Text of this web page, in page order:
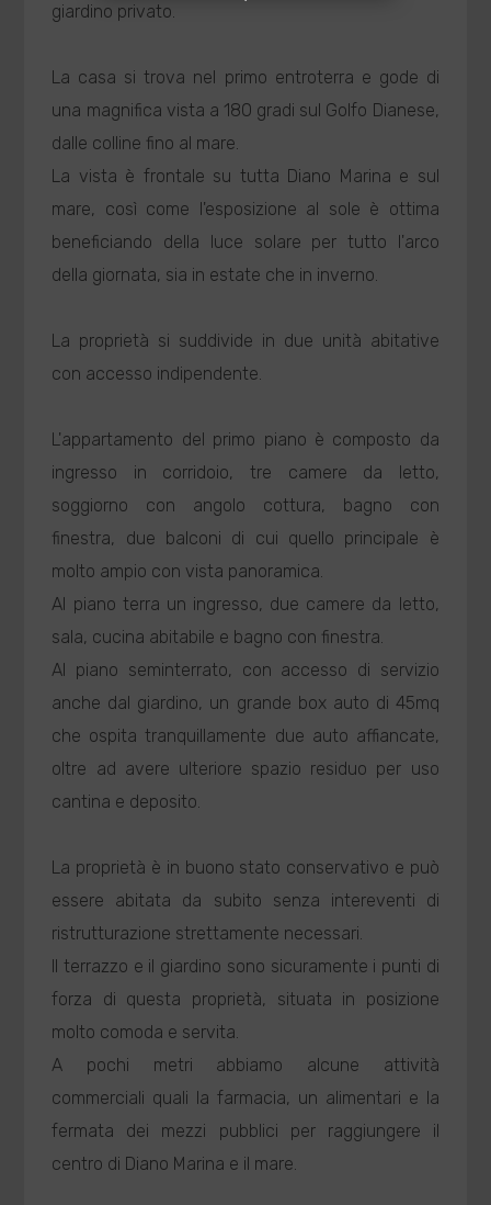
giardino privato.
La casa si trova nel primo entroterra e gode di
una magnifica vista a 180 gradi sul Golfo Dianese,
dalle colline fino al mare.
La vista è frontale su tutta Diano Marina e sul
mare, così come l'esposizione al sole è ottima
beneficiando della luce solare per tutto l'arco
della giornata, sia in estate che in inverno.
La proprietà si suddivide in due unità abitative
con accesso indipendente.
L'appartamento del primo piano è composto da
ingresso in corridoio, tre camere da letto,
soggiorno con angolo cottura, bagno con
finestra, due balconi di cui quello principale è
molto ampio con vista panoramica.
Al piano terra un ingresso, due camere da letto,
sala, cucina abitabile e bagno con finestra.
Al piano seminterrato, con accesso di servizio
anche dal giardino, un grande box auto di 45mq
che ospita tranquillamente due auto affiancate,
oltre ad avere ulteriore spazio residuo per uso
cantina e deposito.
La proprietà è in buono stato conservativo e può
essere abitata da subito senza intereventi di
ristrutturazione strettamente necessari.
Il terrazzo e il giardino sono sicuramente i punti di
forza di questa proprietà, situata in posizione
molto comoda e servita.
A pochi metri abbiamo alcune attività
commerciali quali la farmacia, un alimentari e la
fermata dei mezzi pubblici per raggiungere il
centro di Diano Marina e il mare.